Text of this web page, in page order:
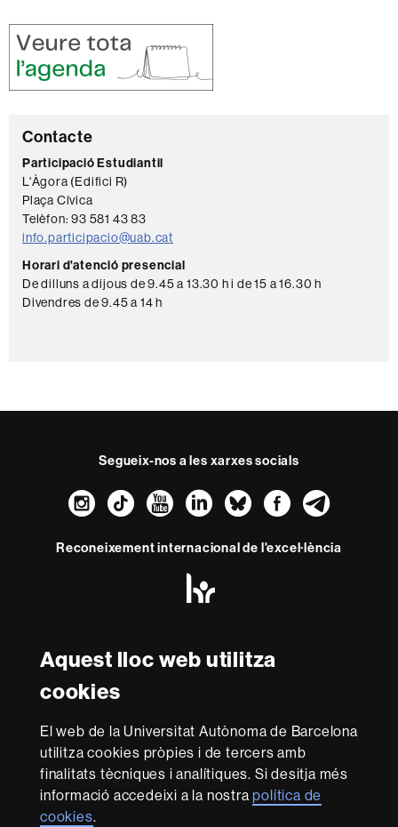
Aquest lloc web utilitza
cookies
El web de la Universitat Autònoma de Barcelona
utilitza cookies pròpies i de tercers amb
finalitats tècniques i analítiques. Si desitja més
informació accedeixi a la nostrapolítica de
cookies.
C
o
n
t
a
c
t
Contacte
Participació Estudiantil
L'Àgora (Edifici R)
Plaça Cívica
Telèfon: 93 581 43 83
info.participacio@uab.cat
Horari d'atenció presencial
De dilluns a dijous de 9.45 a 13.30 h i de 15 a 16.30 h
Divendres de 9.45 a 14 h
Segueix-nos a les xarxes socials
Instagram
TikTokYouTube
LinkedIn
Bluesky
Reconeixement internacional de l'excel·lència
-
Euraxess
Amb el finançament de
Sobre
aquest
web
Avís legal Protecció de dades Sobre el
web
Accessibilitat web Mapa del web UAB